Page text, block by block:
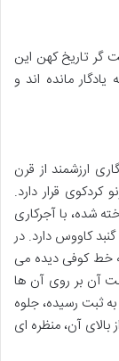
گر تاریخ کهن این
مانده اند و
ارزشمند از قرن
درازنو کردکوی قرار دارد.
شده، با آجرکاری
کاووس دارد. در
خط کوفی دیده می
آن بر روی آن ها
ثبت رسیده، جلوه
آن، منظره ای